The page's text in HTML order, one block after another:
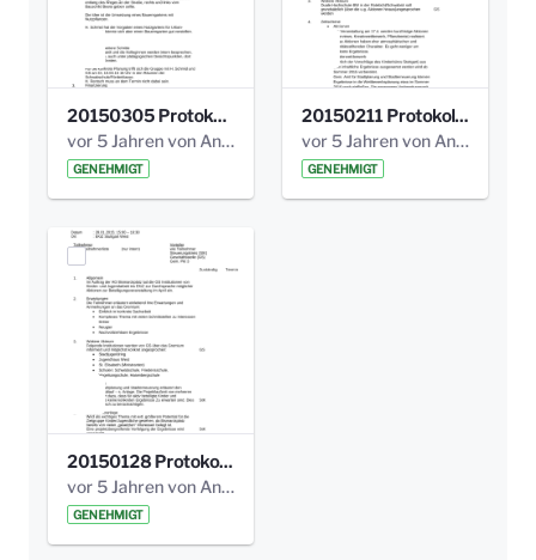
20150305 Protokoll Bismarckplatz _UrbanG_01.pdf
vor 5 Jahren von Anni Schlumberger
GENEHMIGT
20150211 Protokoll Bismarckplatz_Jugend_02b.pdf
vor 5 Jahren von Anni Schlumberger
GENEHMIGT
20150128 Protokoll Bismarckplatz_Jugend_01.pdf
vor 5 Jahren von Anni Schlumberger
GENEHMIGT